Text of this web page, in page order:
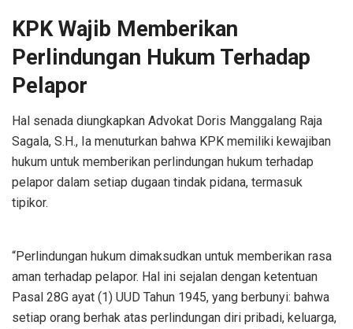
KPK Wajib Memberikan
Perlindungan Hukum Terhadap
Pelapor
Hal senada diungkapkan Advokat Doris Manggalang Raja
Sagala, S.H., Ia menuturkan bahwa KPK memiliki kewajiban
hukum untuk memberikan perlindungan hukum terhadap
pelapor dalam setiap dugaan tindak pidana, termasuk
tipikor.
“Perlindungan hukum dimaksudkan untuk memberikan rasa
aman terhadap pelapor. Hal ini sejalan dengan ketentuan
Pasal 28G ayat (1) UUD Tahun 1945, yang berbunyi: bahwa
setiap orang berhak atas perlindungan diri pribadi, keluarga,